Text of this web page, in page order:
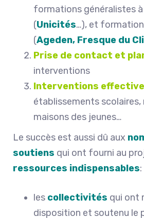
formations généralistes à
(Unicités…), et
(Ageden, Fresque du
Prise de contact et
interventions
Interventions
établissements scolaires,
maisons des jeunes…
Le succès est aussi dû aux
soutiens qui ont fourni au
ressources indispensables:
les collectivités qui ont
disposition et soutenu le